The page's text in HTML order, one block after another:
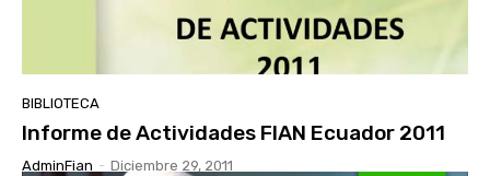
BIBLIOTECA
Informe de Actividades FIAN Ecuador 2011
AdminFian - Diciembre 29, 2011